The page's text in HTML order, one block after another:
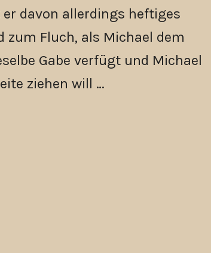
davon allerdings heftiges
zum Fluch, als Michael dem
Gabe verfügt und Michael
ziehen will …